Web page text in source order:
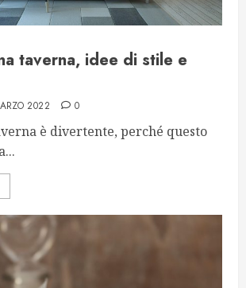
taverna, idee di stile e
2022 0
è divertente, perché questo